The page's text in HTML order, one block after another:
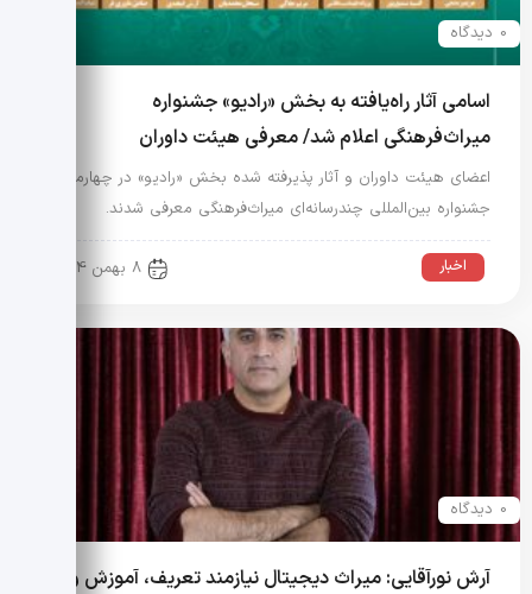
0 دیدگاه
اسامی آثار راه‌یافته به بخش «رادیو» جشنواره
میراث‌فرهنگی اعلام شد/ معرفی هیئت داوران
اعضای هیئت داوران و آثار پذیرفته شده بخش «رادیو» در چهارمین
جشنواره بین‌المللی چندرسانه‌ای میراث‌فرهنگی معرفی شدند.
اخبار 8 بهمن 1404
0 دیدگاه
آرش نورآقایی: میراث دیجیتال نیازمند تعریف، آموزش و